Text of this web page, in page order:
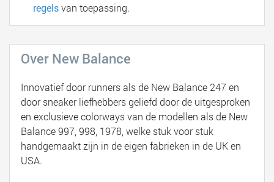
regelsvan toepassing.
Over New Balance
Innovatief door runners als de New Balance 247 en
door sneaker liefhebbers geliefd door de uitgesproken
en exclusieve colorways van de modellen als de New
Balance 997, 998, 1978, welke stuk voor stuk
handgemaakt zijn in de eigen fabrieken in de UK en
USA.